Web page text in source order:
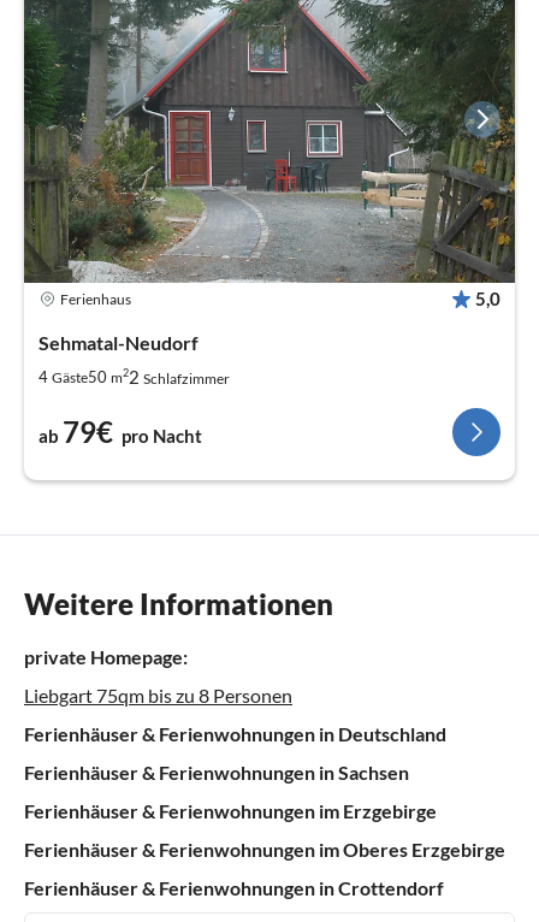
Ferienhaus 5,0
Sehmatal-Neudorf
4 Gäste50 m22 Schlafzimmer
ab 79€ pro Nacht
Weitere Informationen
private Homepage:
Liebgart 75qm bis zu 8 Personen
Ferienhäuser & Ferienwohnungen in Deutschland
Ferienhäuser & Ferienwohnungen in Sachsen
Ferienhäuser & Ferienwohnungen im Erzgebirge
Ferienhäuser & Ferienwohnungen im Oberes Erzgebirge
Ferienhäuser & Ferienwohnungen in Crottendorf